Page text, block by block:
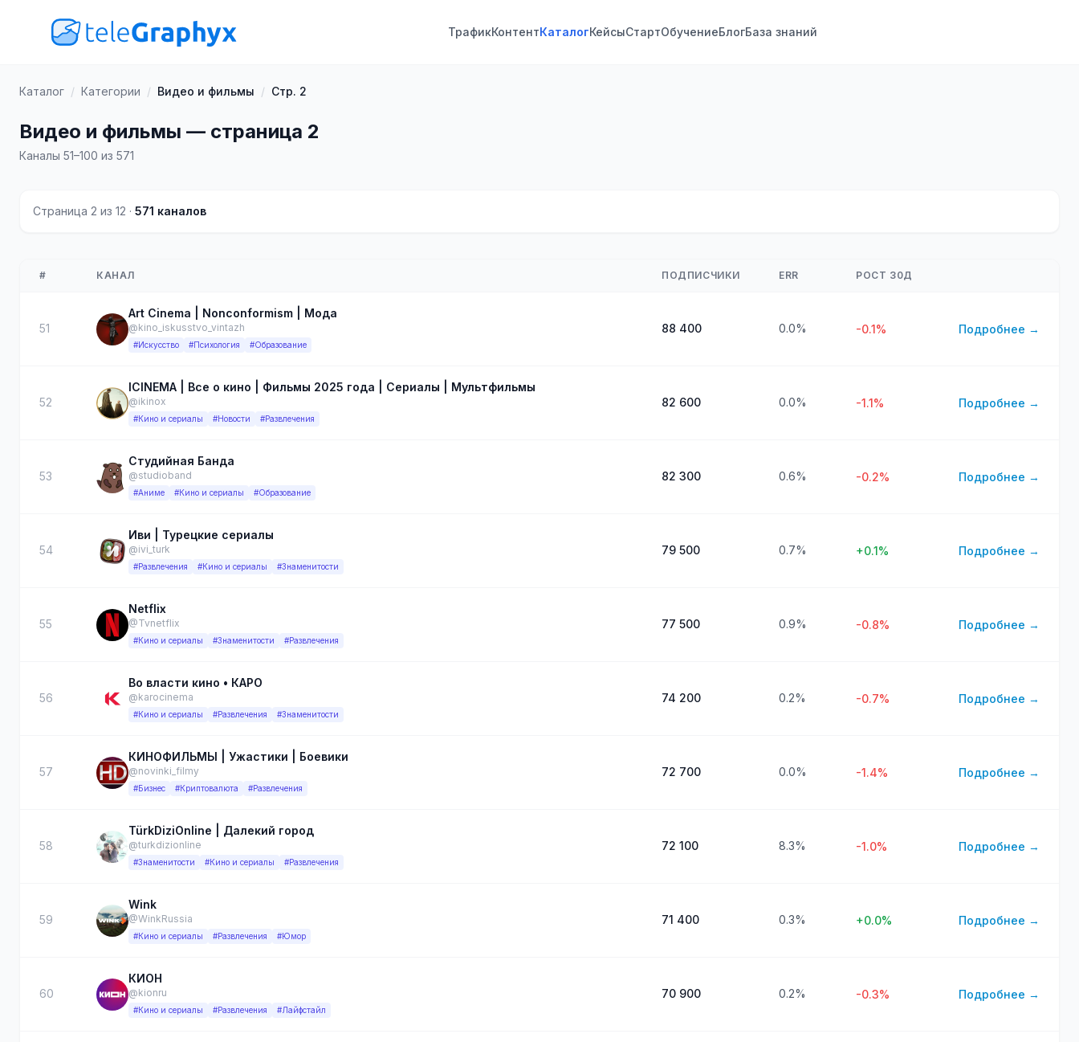
ТрафикКонтентКаталогКейсыСтартОбучениеБлогБаза знаний
Каталог / Категории / Видео и фильмы / Стр. 2
Видео и фильмы — страница 2
Каналы 51–100 из 571
Страница 2 из 12 · 571 каналов
# КАНАЛ ПОДПИСЧИКИ ERR РОСТ 30Д
51
Art Cinema | Nonconformism | Мода
@kino_iskusstvo_vintazh
#Искусство #Психология #Образование
88 400 0.0% -0.1% Подробнее →
52
ICINEMA | Все о кино | Фильмы 2025 года | Сериалы | Мультфильмы
@ikinox
#Кино и сериалы #Новости #Развлечения
82 600 0.0% -1.1% Подробнее →
53
Студийная Банда
@studioband
#Аниме #Кино и сериалы #Образование
82 300 0.6% -0.2% Подробнее →
54
Иви | Турецкие сериалы
@ivi_turk
#Развлечения #Кино и сериалы #Знаменитости
79 500 0.7% +0.1% Подробнее →
55
Netflix
@Tvnetflix
#Кино и сериалы #Знаменитости #Развлечения
77 500 0.9% -0.8% Подробнее →
56
Во власти кино • КАРО
@karocinema
#Кино и сериалы #Развлечения #Знаменитости
74 200 0.2% -0.7% Подробнее →
57
КИНОФИЛЬМЫ | Ужастики | Боевики
@novinki_filmy
#Бизнес #Криптовалюта #Развлечения
72 700 0.0% -1.4% Подробнее →
58
TürkDiziOnline | Далекий город
@turkdizionline
#Знаменитости #Кино и сериалы #Развлечения
72 100 8.3% -1.0% Подробнее →
59
Wink
@WinkRussia
#Кино и сериалы #Развлечения #Юмор
71 400 0.3% +0.0% Подробнее →
60
КИОН
@kionru
#Кино и сериалы #Развлечения #Лайфстайл
70 900 0.2% -0.3% Подробнее →